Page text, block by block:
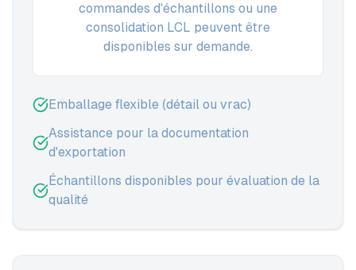
commandes d'échantillons ou une
consolidation LCL peuvent être
disponibles sur demande.
Emballage flexible (détail ou vrac)
Assistance pour la documentation
d'exportation
Échantillons disponibles pour évaluation de la
qualité